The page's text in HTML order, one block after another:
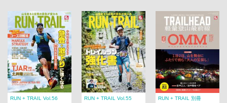
RUN + TRAIL Vol.56 RUN + TRAIL Vol.55
RUN + TRAIL 別冊